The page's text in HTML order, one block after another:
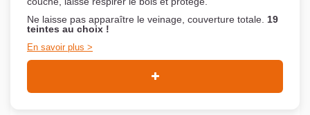
Ne laisse pas apparaître le veinage, couverture totale. 19
teintes au choix !
En savoir plus